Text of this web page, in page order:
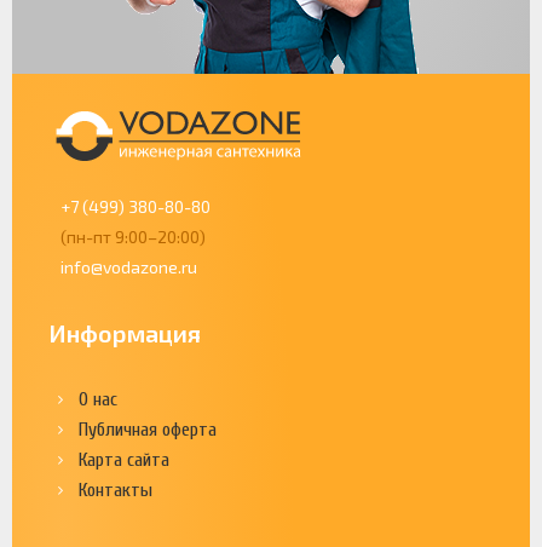
+7 (499) 380-80-80
(пн-пт 9:00–20:00)
info@vodazone.ru
Информация
О нас
Публичная оферта
Карта сайта
Контакты